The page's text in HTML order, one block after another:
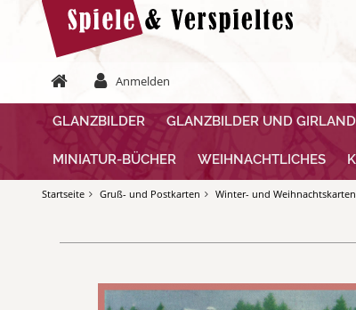
Anmelden
GLANZBILDER GLANZBILDER UND
MINIATUR-BÜCHER WEIHNACHTLICHES
Startseite Gruß- und Postkarten Winter- und